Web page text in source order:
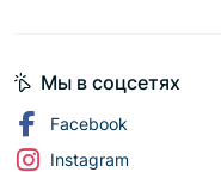
Мы в соцсетях
Facebook
Instagram